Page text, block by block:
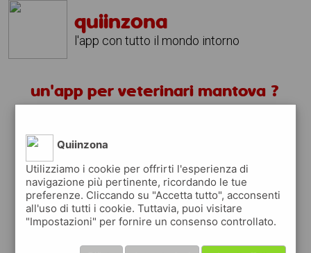
quiinzona
l'app con tutto il mondo intorno
un'app per veterinari mantova ?
quiinzona è una app
gratuita
che ti aiuta se cerchi 'un'app per
veterinari mantova ? ' e che ti premia ogni
volta che la usi
Quiinzona
Utilizziamo i cookie per offrirti l'esperienza di
navigazione più pertinente, ricordando le tue
preferenze. Cliccando su "Accetta tutto", acconsenti
all'uso di tutti i cookie. Tuttavia, puoi visitare
"Impostazioni" per fornire un consenso controllato.